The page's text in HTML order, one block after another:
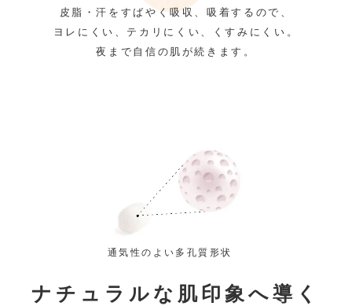
皮脂・汗をすばやく吸収、吸着するので、
ヨレにくい、テカリにくい、くすみにくい。
夜まで自信の肌が続きます。
通気性のよい多孔質形状
ナチュラルな肌印象へ導く